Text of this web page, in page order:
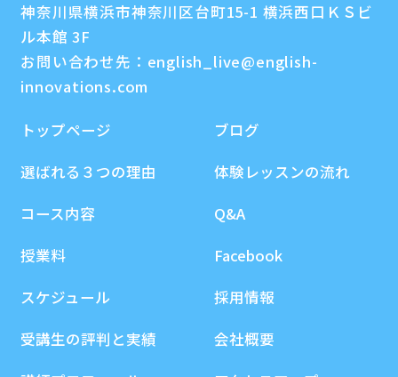
神奈川県横浜市神奈川区台町15-1 横浜西口ＫＳビ
ル本館 3F
お問い合わせ先： english_live@english-
innovations.com
トップページ
選ばれる３つの理由
コース内容
授業料
スケジュール
受講生の評判と実績
ブログ
体験レッスンの流れ
Q&A
Facebook
採用情報
会社概要